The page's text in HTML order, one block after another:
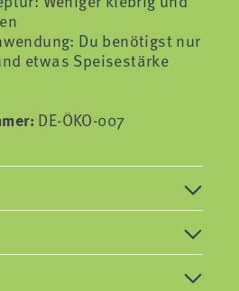
Du benötigst nur
etwas Speisestärke
DE-ÖKO-007